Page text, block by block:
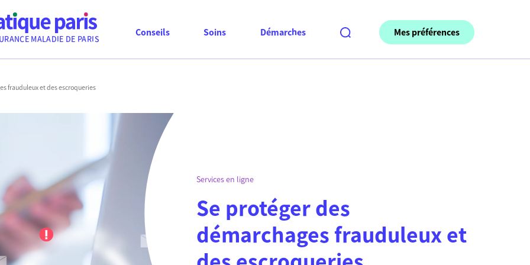
MALADIE DE PARIS
Conseils Soins Démarches Mes préférences
frauduleux et des escroqueries
Services en ligne
Se protéger des
démarchages frauduleux et